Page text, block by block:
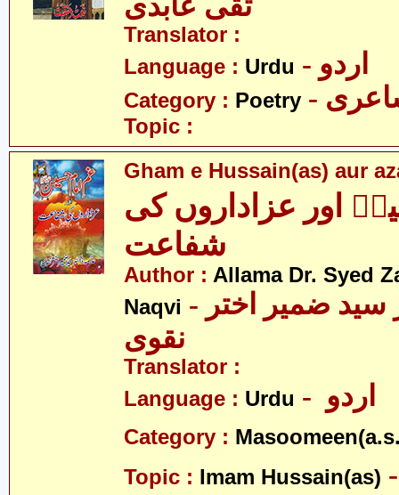
Translator :
Language : Urdu - اردو
Category : Poetry
Topic :
Gham e Hussain(as) aur
اور عزاداروں کی
شفاعت
Author : Allama Dr. Syed
Naqvi - علامہ ڈاکٹر سید ضمیر اختر
نقوی
Translator :
Language : Urdu
Category :
Topic : Imam Hussain(as)